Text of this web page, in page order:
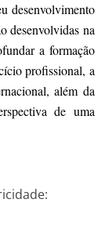
desenvolvimento
desenvolvidas na
a formação
profissional, a
além da
de uma